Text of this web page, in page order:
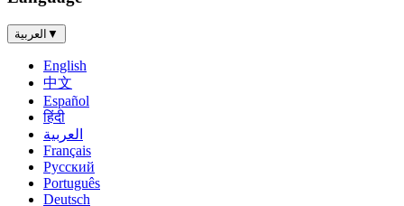
العربية ▼
English
中文
Español
हिंदी
العربية
Français
Русский
Português
Deutsch